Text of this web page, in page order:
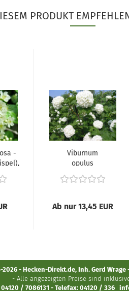
PRODUKT
-
Viburnum
opulus
"Roseum" -
(Gefüllter
Ab nur 13,45 EUR
- Hecken-Direkt.de, Inh. Gerd Wrage
- Alle angezeigten Preise sind
/ 7086131 - Telefax: 04120 / 336